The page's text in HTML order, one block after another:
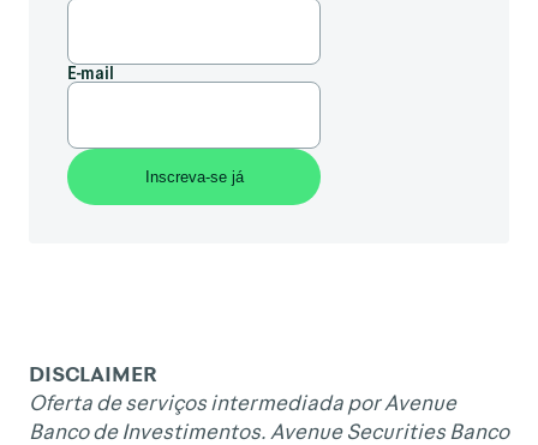
E-mail
DISCLAIMER
Oferta de serviços intermediada por Avenue
Banco de Investimentos. Avenue Securities Banco